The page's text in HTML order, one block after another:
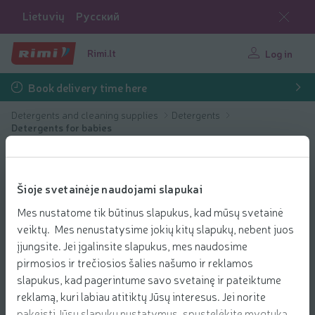
Šioje svetainėje naudojami slapukai
Mes nustatome tik būtinus slapukus, kad mūsų svetainė
veiktų. Mes nenustatysime jokių kitų slapukų, nebent juos
įjungsite. Jei įgalinsite slapukus, mes naudosime
pirmosios ir trečiosios šalies našumo ir reklamos
slapukus, kad pagerintume savo svetainę ir pateiktume
reklamą, kuri labiau atitiktų Jūsų interesus. Jei norite
Lietuvių Русский
Rimi.lt Log in
Book delivery time here
Detergents and cleaning supplies
Detergents
Detergents for babies